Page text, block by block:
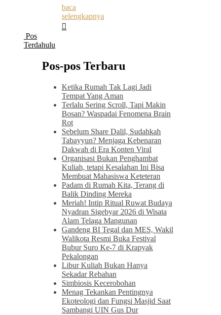
baca
selengkapnya
Pos
Terdahulu
Pos-pos Terbaru
Ketika Rumah Tak Lagi Jadi
Tempat Yang Aman
Terlalu Sering Scroll, Tapi Makin
Bosan? Waspadai Fenomena Brain
Rot
Sebelum Share Dalil, Sudahkah
Tabayyun? Menjaga Kebenaran
Dakwah di Era Konten Viral
Organisasi Bukan Penghambat
Kuliah, tetapi Kesalahan Ini Bisa
Membuat Mahasiswa Keteteran
Padam di Rumah Kita, Terang di
Balik Dinding Mereka
Meriah! Intip Ritual Ruwat Budaya
Nyadran Sigebyar 2026 di Wisata
Alam Telaga Mangunan
Gandeng BI Tegal dan MES, Wakil
Walikota Resmi Buka Festival
Bubur Suro Ke-7 di Krapyak
Pekalongan
Libur Kuliah Bukan Hanya
Sekadar Rebahan
Simbiosis Kecerobohan
Menag Tekankan Pentingnya
Ekoteologi dan Fungsi Masjid Saat
Sambangi UIN Gus Dur